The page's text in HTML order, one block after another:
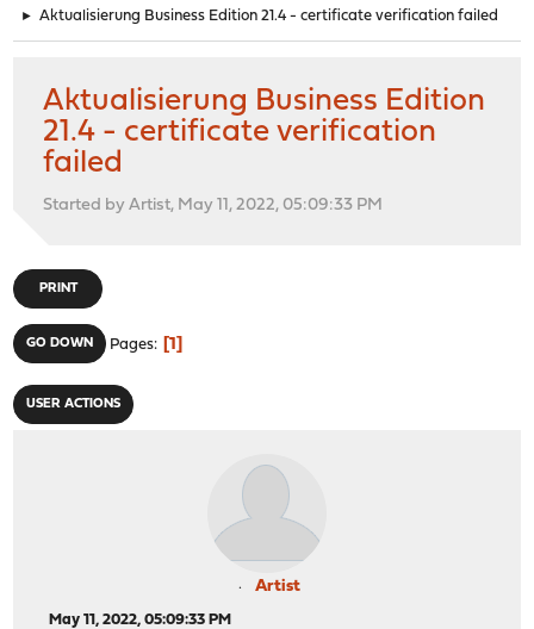
► Aktualisierung Business Edition 21.4 - certificate verification failed
Aktualisierung Business Edition
21.4 - certificate verification
failed
Started by Artist, May 11, 2022, 05:09:33 PM
PRINT
GO DOWN Pages 1
USER ACTIONS
Artist
May 11, 2022, 05:09:33 PM